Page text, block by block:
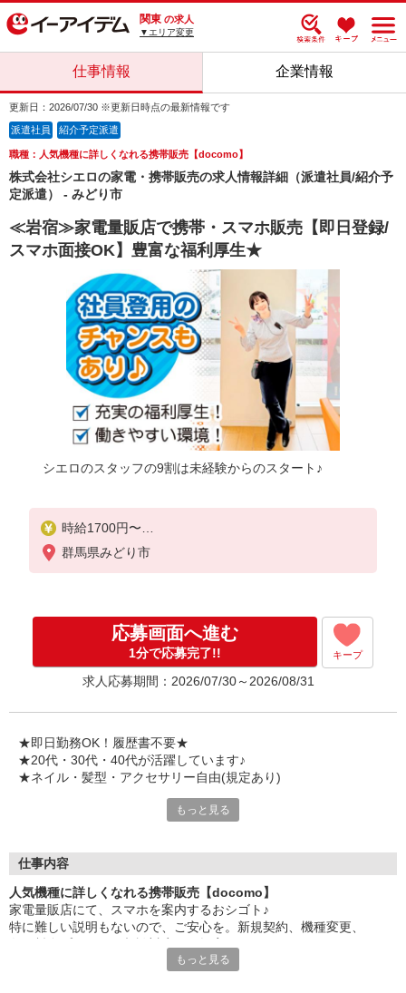
関東 の求人
▼エリア変更
仕事情報 企業情報
更新日：2026/07/30 ※更新日時点の最新情報です
派遣社員 紹介予定派遣
職種：人気機種に詳しくなれる携帯販売【docomo】
株式会社シエロの家電・携帯販売の求人情報詳細（派遣社員/紹介予
定派遣） - みどり市
≪岩宿≫家電量販店で携帯・スマホ販売【即日登録/
スマホ面接OK】豊富な福利厚生★
シエロのスタッフの9割は未経験からのスタート♪
時給1700円〜
※残業代支給
★交通費別途支給（規定あり）
入社祝い金10万円支給(規定有)
お友達を紹介頂くと,
インセンティブ支給(規定有)
゜・。○。・゜+゜・。○。・゜+゜
群馬県みどり市
応募画面へ進む
1分で応募完了!! キープ
求人応募期間：2026/07/30～2026/08/31
★即日勤務OK！履歴書不要★
★20代・30代・40代が活躍しています♪
★ネイル・髪型・アクセサリー自由(規定あり)
シエロのスタッフは9割が未経験スタート。
ずっと先まで役に立ちます！
丁寧な研修もあるので、
みなさんから働きやすいと好評です♪
最新アプリ事情やお得なプラン、
スマホの裏ワザを学べるチャンス♪
もっと見る
仕事内容
人気機種に詳しくなれる携帯販売【docomo】
家電量販店にて、スマホを案内するおシゴト♪
特に難しい説明もないので、ご安心を。新規契約、機種変更、
もっと見る